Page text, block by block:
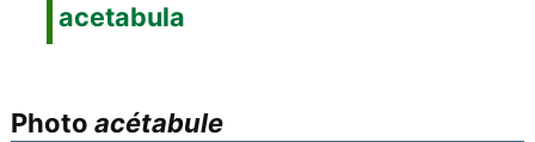
acetabula
Photo acétabule